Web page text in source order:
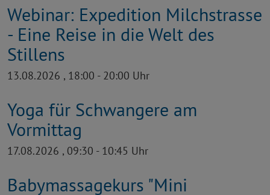
Webinar: Expedition Milchstrasse
- Eine Reise in die Welt des
Stillens
13.08.2026 , 18:00 - 20:00 Uhr
Yoga für Schwangere am
Vormittag
17.08.2026 , 09:30 - 10:45 Uhr
Babymassagekurs "Mini